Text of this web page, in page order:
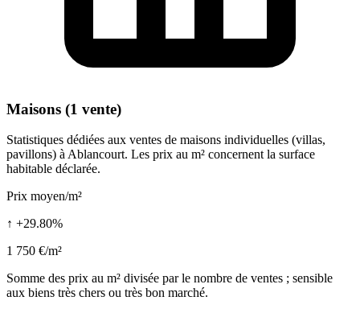
Maisons (1 vente)
Statistiques dédiées aux ventes de maisons individuelles (villas,
pavillons) à Ablancourt. Les prix au m² concernent la surface
habitable déclarée.
Prix moyen/m²
↑ +29.80%
1 750 €/m²
Somme des prix au m² divisée par le nombre de ventes ; sensible
aux biens très chers ou très bon marché.